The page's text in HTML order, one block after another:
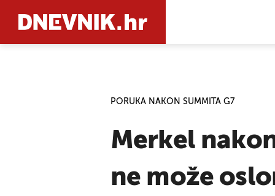
PORUKA NAKON SUMMITA G7
Merkel
ne može